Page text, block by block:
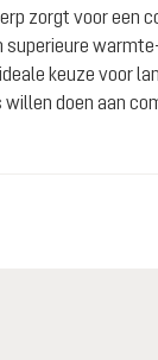
zorgt voor een
superieure
keuze voor
willen doen aan